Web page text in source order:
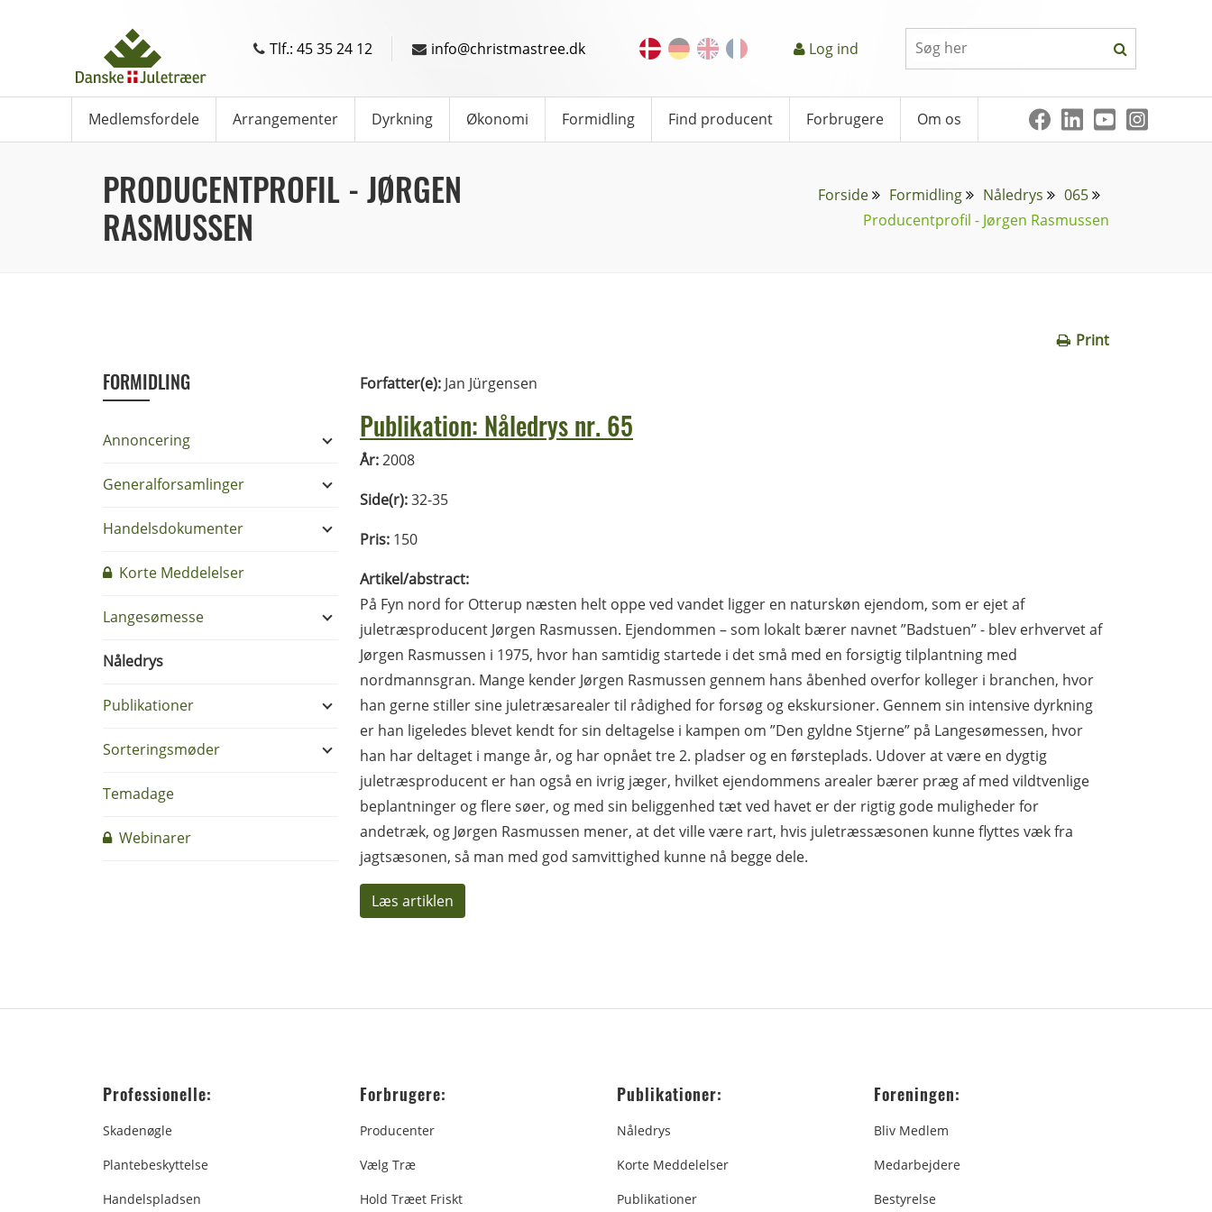
Tlf.: 45 35 24 12 info@christmastree.dk Log ind
Medlemsfordele Arrangementer Dyrkning Økonomi Formidling Find producent Forbrugere Om os
PRODUCENTPROFIL - JØRGEN
RASMUSSEN
Forside Formidling Nåledrys
065
Producentprofil - Jørgen Rasmussen
Print
FORMIDLING
Annoncering
Generalforsamlinger
Handelsdokumenter
Korte Meddelelser
Langesømesse
Nåledrys
Publikationer
Sorteringsmøder
Temadage
Webinarer
Forfatter(e): Jan Jürgensen
Publikation: Nåledrys nr. 65
År:2008
Side(r):32-35
Pris: 150
Artikel/abstract:
På Fyn nord for Otterup næsten helt oppe ved vandet ligger en naturskøn ejendom, som er ejet af
juletræsproducent Jørgen Rasmussen. Ejendommen – som lokalt bærer navnet ”Badstuen” - blev erhvervet af
Jørgen Rasmussen i 1975, hvor han samtidig startede i det små med en forsigtig tilplantning med
nordmannsgran. Mange kender Jørgen Rasmussen gennem hans åbenhed overfor kolleger i branchen, hvor
han gerne stiller sine juletræsarealer til rådighed for forsøg og ekskursioner. Gennem sin intensive dyrkning
er han ligeledes blevet kendt for sin deltagelse i kampen om ”Den gyldne Stjerne” på Langesømessen, hvor
han har deltaget i mange år, og har opnået tre 2. pladser og en førsteplads. Udover at være en dygtig
juletræsproducent er han også en ivrig jæger, hvilket ejendommens arealer bærer præg af med vildtvenlige
beplantninger og flere søer, og med sin beliggenhed tæt ved havet er der rigtig gode muligheder for
andetræk, og Jørgen Rasmussen mener, at det ville være rart, hvis juletræssæsonen kunne flyttes væk fra
jagtsæsonen, så man med god samvittighed kunne nå begge dele.
Læs artiklen
Professionelle:
Skadenøgle
Plantebeskyttelse
Handelspladsen
Forbrugere:
Producenter
Vælg Træ
Hold Træet Friskt
Publikationer:
Nåledrys
Korte Meddelelser
Publikationer
Foreningen:
Bliv Medlem
Medarbejdere
Bestyrelse